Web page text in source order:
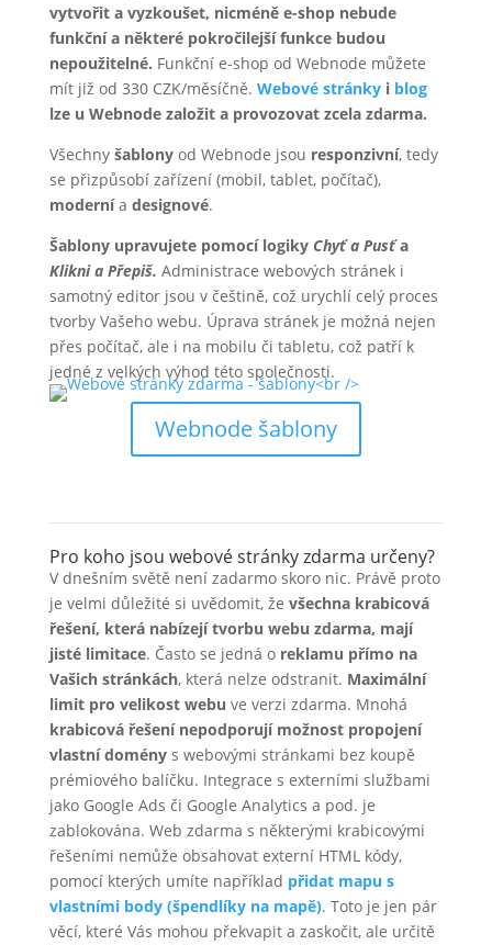
vytvořit a vyzkoušet, nicméně e-shop nebude
funkční a některé pokročilejší funkce budou
nepoužitelné. Funkční e-shop od Webnode můžete
mít již od 330 CZK/měsíčně. Webové stránkyi blog
lze u Webnode založit a provozovat zcela zdarma.
Všechny šablonyod Webnode jsou responzivní, tedy
se přizpůsobí zařízení (mobil, tablet, počítač),
modernía designové.
Šablony upravujete pomocí logiky Chyť a Pusťa
Klikni a Přepiš. Administrace webových stránek i
samotný editor jsou v češtině, což urychlí celý proces
tvorby Vašeho webu. Úprava stránek je možná nejen
přes počítač, ale i na mobilu či tabletu, což patří k
jedné z velkých výhod této společnosti.
Webnode šablony
Pro koho jsou webové stránky zdarma určeny?
V dnešním světě není zadarmo skoro nic. Právě proto
je velmi důležité si uvědomit, že všechna krabicová
řešení, která nabízejí tvorbu webu zdarma, mají
jisté limitace. Často se jedná o reklamu přímo na
Vašich stránkách, která nelze odstranit. Maximální
limit pro velikost webu ve verzi zdarma. Mnohá ​​
krabicová řešení nepodporují možnost propojení
vlastní doménys webovými stránkami bez koupě
prémiového balíčku. Integrace s externími službami
jako Google Ads či Google Analytics a pod. je
zablokována. Web zdarma s některými krabicovými
řešeními nemůže obsahovat externí HTML kódy,
pomocí kterých umíte například přidat mapu s
vlastními body (špendlíky na mapě). Toto je jen pár
věcí, které Vás mohou překvapit a zaskočit, ale určitě